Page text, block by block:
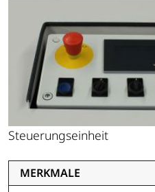
Steuerungseinheit
MERKMALE